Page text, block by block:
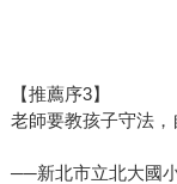
【推薦序3】
老師要教孩子守法
──新北市立北大國